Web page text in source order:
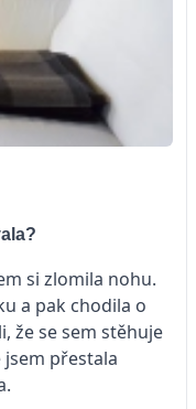
si zlomila nohu.
a pak chodila o
že se sem stěhuje
jsem přestala